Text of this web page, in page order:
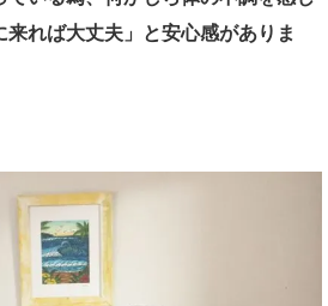
れば大丈夫」と安心感がありま